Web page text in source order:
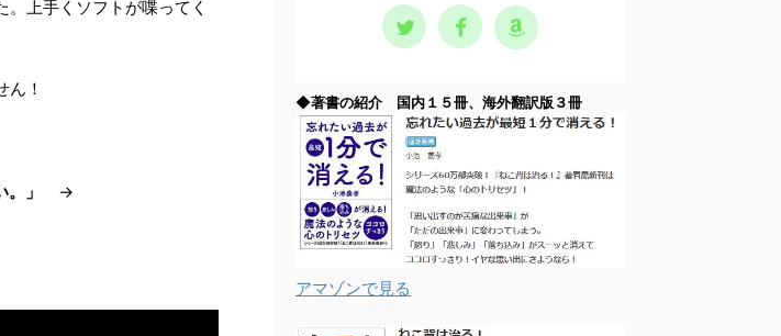
上手くソフトが喋ってく
！
」
→
◆著書の紹介 国内１５冊、海外翻訳版３冊
アマゾンで見る